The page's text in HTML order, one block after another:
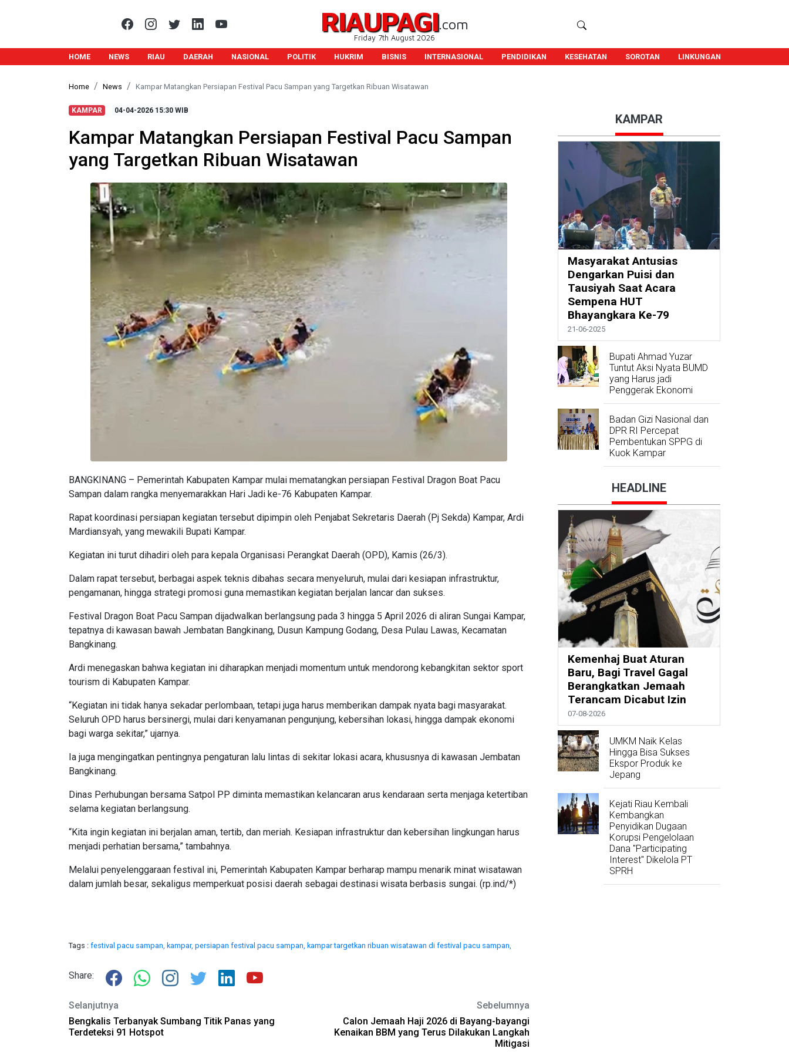
RIAUPAGI.com
Friday 7th August 2026
HOME NEWS RIAU DAERAH NASIONAL POLITIK HUKRIM BISNIS INTERNASIONAL PENDIDIKAN KESEHATAN SOROTAN LINKUNGAN
Home News Kampar Matangkan Persiapan Festival Pacu Sampan yang Targetkan Ribuan Wisatawan
KAMPAR 04-04-2026 15:30 WIB
Kampar Matangkan Persiapan Festival Pacu Sampan
yang Targetkan Ribuan Wisatawan
BANGKINANG – Pemerintah Kabupaten Kampar mulai mematangkan persiapan Festival Dragon Boat Pacu
Sampan dalam rangka menyemarakkan Hari Jadi ke-76 Kabupaten Kampar.
Rapat koordinasi persiapan kegiatan tersebut dipimpin oleh Penjabat Sekretaris Daerah (Pj Sekda) Kampar, Ardi
Mardiansyah, yang mewakili Bupati Kampar.
Kegiatan ini turut dihadiri oleh para kepala Organisasi Perangkat Daerah (OPD), Kamis (26/3).
Dalam rapat tersebut, berbagai aspek teknis dibahas secara menyeluruh, mulai dari kesiapan infrastruktur,
pengamanan, hingga strategi promosi guna memastikan kegiatan berjalan lancar dan sukses.
Festival Dragon Boat Pacu Sampan dijadwalkan berlangsung pada 3 hingga 5 April 2026 di aliran Sungai Kampar,
tepatnya di kawasan bawah Jembatan Bangkinang, Dusun Kampung Godang, Desa Pulau Lawas, Kecamatan
Bangkinang.
Ardi menegaskan bahwa kegiatan ini diharapkan menjadi momentum untuk mendorong kebangkitan sektor sport
tourism di Kabupaten Kampar.
“Kegiatan ini tidak hanya sekadar perlombaan, tetapi juga harus memberikan dampak nyata bagi masyarakat.
Seluruh OPD harus bersinergi, mulai dari kenyamanan pengunjung, kebersihan lokasi, hingga dampak ekonomi
bagi warga sekitar,” ujarnya.
Ia juga mengingatkan pentingnya pengaturan lalu lintas di sekitar lokasi acara, khususnya di kawasan Jembatan
Bangkinang.
Dinas Perhubungan bersama Satpol PP diminta memastikan kelancaran arus kendaraan serta menjaga ketertiban
selama kegiatan berlangsung.
“Kita ingin kegiatan ini berjalan aman, tertib, dan meriah. Kesiapan infrastruktur dan kebersihan lingkungan harus
menjadi perhatian bersama,” tambahnya.
Melalui penyelenggaraan festival ini, Pemerintah Kabupaten Kampar berharap mampu menarik minat wisatawan
dalam jumlah besar, sekaligus memperkuat posisi daerah sebagai destinasi wisata berbasis sungai. (rp.ind/*)
Tags : festival pacu sampan, kampar, persiapan festival pacu sampan, kampar targetkan ribuan wisatawan di festival pacu sampan,
Share:
Selanjutnya
Bengkalis Terbanyak Sumbang Titik Panas yang
Terdeteksi 91 Hotspot
Sebelumnya
Calon Jemaah Haji 2026 di Bayang-bayangi
Kenaikan BBM yang Terus Dilakukan Langkah
Mitigasi
KAMPAR
Masyarakat Antusias
Dengarkan Puisi dan
Tausiyah Saat Acara
Sempena HUT
Bhayangkara Ke-79
21-06-2025
Bupati Ahmad Yuzar
Tuntut Aksi Nyata BUMD
yang Harus jadi
Penggerak Ekonomi
Badan Gizi Nasional dan
DPR RI Percepat
Pembentukan SPPG di
Kuok Kampar
HEADLINE
Kemenhaj Buat Aturan
Baru, Bagi Travel Gagal
Berangkatkan Jemaah
Terancam Dicabut Izin
07-08-2026
UMKM Naik Kelas
Hingga Bisa Sukses
Ekspor Produk ke
Jepang
Kejati Riau Kembali
Kembangkan
Penyidikan Dugaan
Korupsi Pengelolaan
Dana "Participating
Interest" Dikelola PT
SPRH